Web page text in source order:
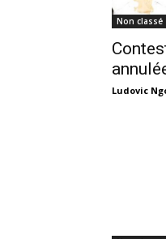
Non classé
Ludovic